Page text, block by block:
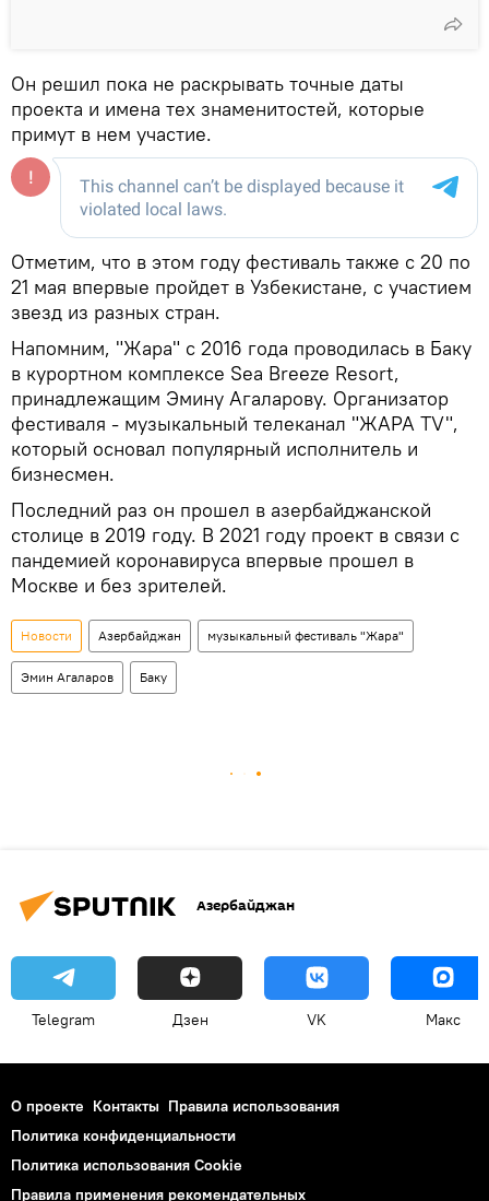
Он решил пока не раскрывать точные даты
проекта и имена тех знаменитостей, которые
примут в нем участие.
Отметим, что в этом году фестиваль также с 20 по
21 мая впервые пройдет в Узбекистане, с участием
звезд из разных стран.
Напомним, "Жара" с 2016 года проводилась в Баку
в курортном комплексе Sea Breeze Resort,
принадлежащим Эмину Агаларову. Организатор
фестиваля - музыкальный телеканал "ЖАРА TV",
который основал популярный исполнитель и
бизнесмен.
Последний раз он прошел в азербайджанской
столице в 2019 году. В 2021 году проект в связи с
пандемией коронавируса впервые прошел в
Москве и без зрителей.
Новости Азербайджан музыкальный фестиваль "Жара"
Эмин Агаларов Баку
Азербайджан
Telegram Дзен VK Макс
О проекте Контакты Правила использования
Политика конфиденциальности
Политика использования Cookie
Правила применения рекомендательных